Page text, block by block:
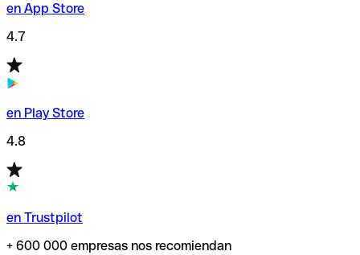
en App Store
4.7
en Play Store
4.8
en Trustpilot
+ 600 000 empresas nos recomiendan